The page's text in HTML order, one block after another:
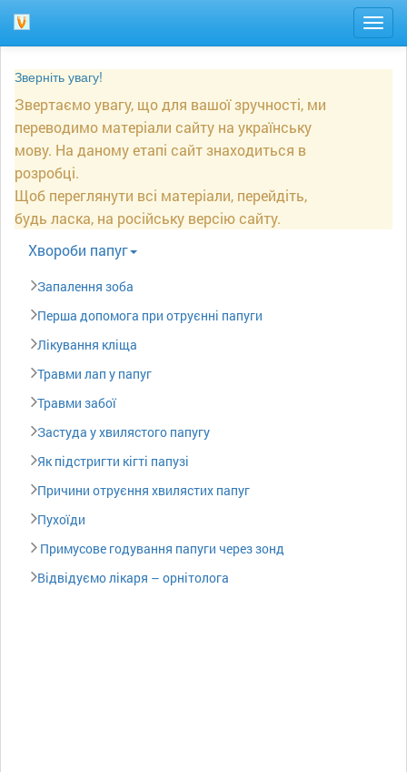
Зверніть увагу!
Звертаємо увагу, що для вашої зручності, ми
переводимо матеріали сайту на українську
мову. На даному етапі сайт знаходиться в
розробці.
Щоб переглянути всі матеріали, перейдіть,
будь ласка, на російську версію сайту.
Xвороби папуг
Запалення зоба
Перша допомога при отруєнні папуги
Лікування кліща
Травми лап у папуг
Травми забої
Застуда у хвилястого папугу
Як підстригти кігті папузі
Причини отруєння хвилястих папуг
Пухоїди
Примусове годування папуги через зонд
Відвідуємо лікаря – орнітолога